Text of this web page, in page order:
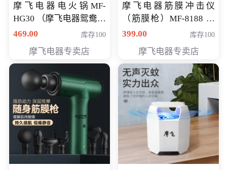
摩飞电器电火锅MF-
HG30 （摩飞电器鸳鸯锅
MF-HG30 ） 会员专享价
469.00 库存100
摩飞电器专卖店
摩飞电器筋膜冲击仪
（筋膜枪）MF-8188 会
员专享价268元
399.00 库存100
摩飞电器专卖店